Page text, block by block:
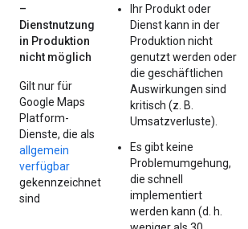
–
Dienstnutzung
in Produktion
nicht möglich
Gilt nur für
Google Maps
Platform-
Dienste, die als
allgemein
verfügbar
gekennzeichnet
sind
Ihr Produkt oder
Dienst kann in der
Produktion nicht
genutzt werden oder
die geschäftlichen
Auswirkungen sind
kritisch (z. B.
Umsatzverluste).
Es gibt keine
Problemumgehung,
die schnell
implementiert
werden kann (d. h.